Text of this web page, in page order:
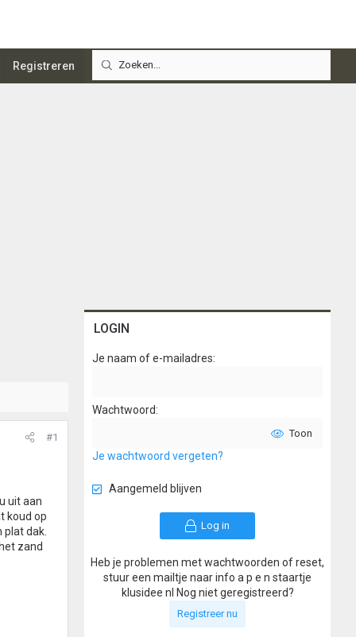
Registreren
#1
uit aan
koud op
dak.
zand
LOGIN
Je naam of e-mailadres
Wachtwoord
Toon
Je wachtwoord vergeten?
Aangemeld blijven
Log in
Heb je problemen met wachtwoorden of reset,
stuur een mailtje naar info a p e n staartje
klusidee nl Nog niet geregistreerd?
Registreer nu